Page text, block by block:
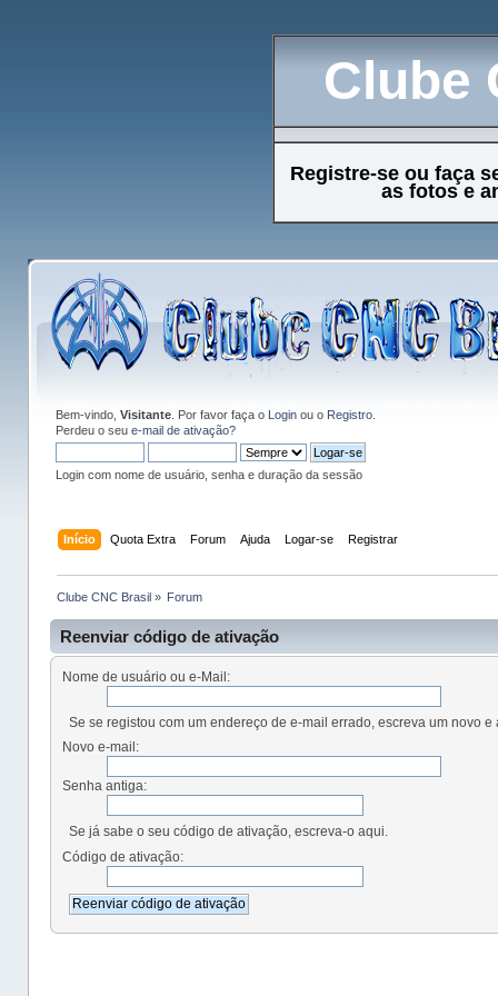
Clube
Registre-se ou faça
as fotos e
Bem-vindo, Visitante. Por favor faça o Loginou o Registro.
Perdeu o seu e-mail de ativação?
Login com nome de usuário, senha e duração da sessão
Início Quota Extra Forum Ajuda Logar-se Registrar
Clube CNC Brasil» Forum
Reenviar código de ativação
Nome de usuário ou e-Mail:
Se se registou com um endereço de e-mail errado, escreva um novo e
Novo e-mail:
Senha antiga:
Se já sabe o seu código de ativação, escreva-o aqui.
Código de ativação: